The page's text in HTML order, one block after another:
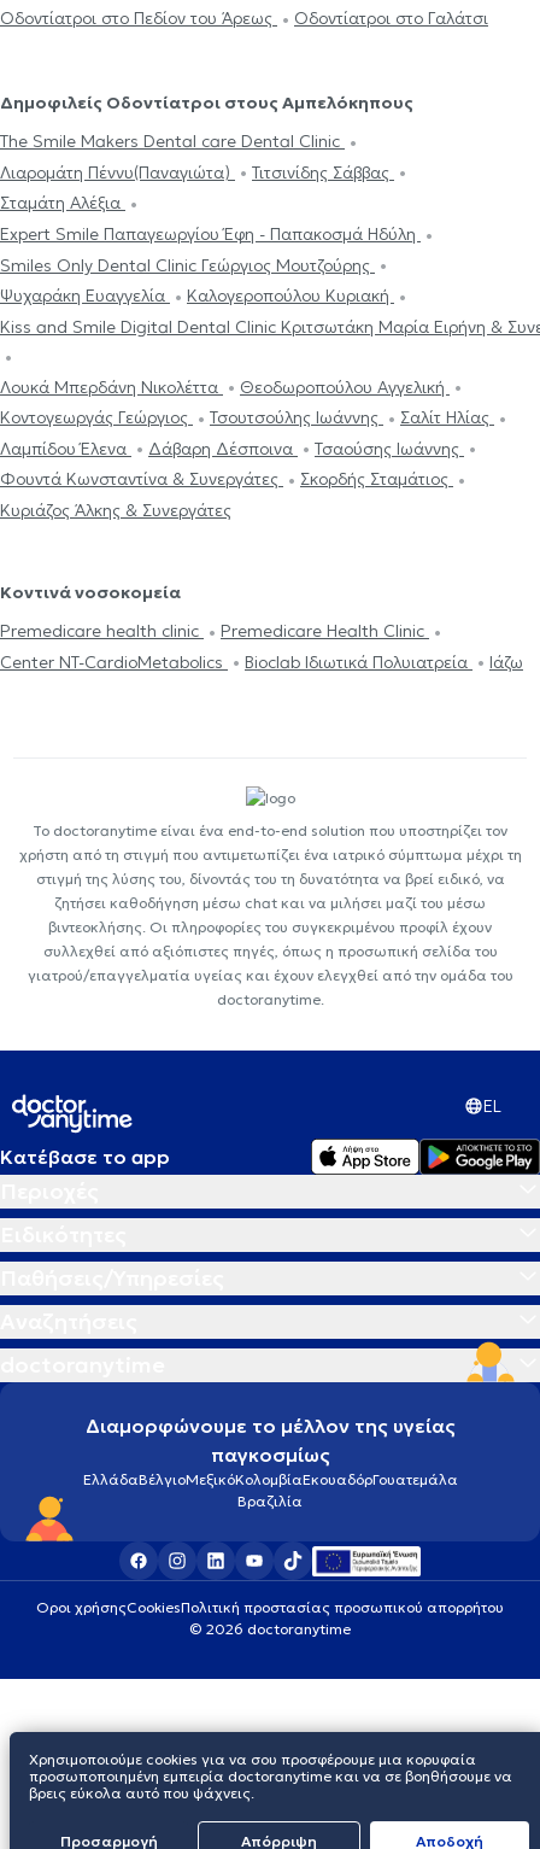
Οδοντίατροι στο Πεδίον του Άρεως
Οδοντίατροι στο Γαλάτσι
Δημοφιλείς Οδοντίατροι στους Αμπελόκηπους
The Smile Makers Dental care Dental Clinic
Λιαρομάτη Πέννυ(Παναγιώτα)
Τιτσινίδης Σάββας
Σταμάτη Αλέξια
Expert Smile Παπαγεωργίου Έφη - Παπακοσμά Ηδύλη
Smiles Only Dental Clinic Γεώργιος Μουτζούρης
Ψυχαράκη Ευαγγελία
Καλογεροπούλου Κυριακή
Kiss and Smile Digital Dental Clinic Κριτσωτάκη Μαρία Ειρήνη &
Λουκά Μπερδάνη Νικολέττα
Θεοδωροπούλου Αγγελική
Κοντογεωργάς Γεώργιος
Τσουτσούλης Ιωάννης
Σαλίτ Ηλίας
Λαμπίδου Έλενα
Δάβαρη Δέσποινα
Τσαούσης Ιωάννης
Φουντά Κωνσταντίνα & Συνεργάτες
Σκορδής Σταμάτιος
Κυριάζος Άλκης & Συνεργάτες
Κοντινά νοσοκομεία
Premedicare health clinic
Premedicare Health Clinic
Center NT-CardioMetabolics
Bioclab Ιδιωτικά Πολυιατρεία Ιάζω
Το doctoranytime είναι ένα end-to-end solution που υποστηρίζει τον
χρήστη από τη στιγμή που αντιμετωπίζει ένα ιατρικό σύμπτωμα μέχρι τη
στιγμή της λύσης του, δίνοντάς του τη δυνατότητα να βρεί ειδικό, να
ζητήσει καθοδήγηση μέσω chat και να μιλήσει μαζί του μέσω
βιντεοκλήσης. Οι πληροφορίες του συγκεκριμένου προφίλ έχουν
συλλεχθεί από αξιόπιστες πηγές, όπως η προσωπική σελίδα του
γιατρού/επαγγελματία υγείας και έχουν ελεγχθεί από την ομάδα του
doctoranytime.
EL
Κατέβασε το app
Διαμορφώνουμε το μέλλον της υγείας
παγκοσμίως
ΕλλάδαΒέλγιοΜεξικόΚολομβίαΕκουαδόρΓουατεμάλα
Βραζιλία
Οροι χρήσηςCookiesΠολιτική προστασίας προσωπικού απορρήτου
© 2026 doctoranytime
Χρησιμοποιούμε cookies για να σου προσφέρουμε μια κορυφαία
προσωποποιημένη εμπειρία doctoranytime και να σε βοηθήσουμε να
βρεις εύκολα αυτό που ψάχνεις.
Προσαρμογή Απόρριψη Aποδοχή